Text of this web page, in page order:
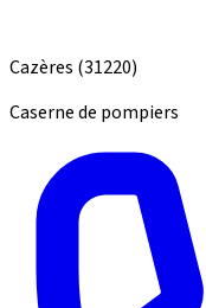
Cazères (31220)
Caserne de pompiers